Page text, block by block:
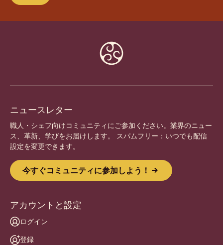
ニュースレター
職人・シェフ向けコミュニティにご参加ください。業界のニュー
ス、革新、学びをお届けします。 スパムフリー：いつでも配信
設定を変更できます。
今すぐコミュニティに参加しよう！
アカウントと設定
ログイン
登録